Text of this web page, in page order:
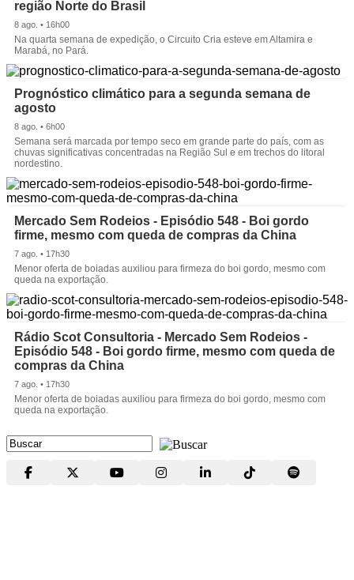
região Norte do Brasil
8 ago. • 16h00
Na quarta semana de expedição, o Circuito Cria esteve em Altamira e
Marabá, no Pará.
Prognóstico climático para a segunda semana de
agosto
8 ago. • 6h00
Semana será marcada por tempo seco em grande parte do país, com as
chuvas significativas concentradas na Região Sul e em trechos do litoral
nordestino.
Mercado Sem Rodeios - Episódio 548 - Boi gordo
firme, mesmo com queda de compras da China
7 ago. • 17h30
Menor oferta de boiadas auxiliou para firmeza do boi gordo, mesmo com
queda na exportação.
Rádio Scot Consultoria - Mercado Sem Rodeios -
Episódio 548 - Boi gordo firme, mesmo com queda de
compras da China
7 ago. • 17h30
Menor oferta de boiadas auxiliou para firmeza do boi gordo, mesmo com
queda na exportação.